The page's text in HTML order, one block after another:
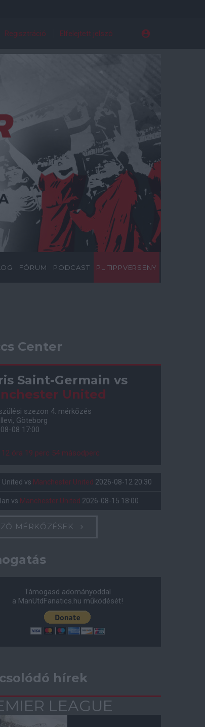
Regisztráció Elfelejtett jelszó
FÓRUM PODCAST PL TIPPVERSENY
Center
Saint-Germain vs
United
szezon 4. mérkőzés
Göteborg
08 17:00
12 óra 19 perc 53 másodperc
United vs Manchester United 2026-08-12 20:30
vs Manchester United 2026-08-15 18:00
MÉRKŐZÉSEK
Támogasd adományoddal
a ManUtdFanatics.hu működését!
hírek
LEAGUE